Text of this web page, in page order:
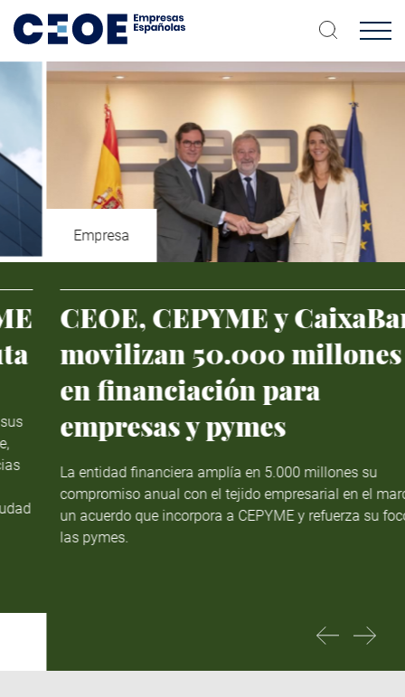
contenido
principal
Inicio
Empresa
CEOE, CEPYME y CaixaBank
movilizan 50.000 millones
en financiación para
empresas y pymes
La entidad financiera amplía en 5.000 millones su
compromiso anual con el tejido empresarial en el marco de
un acuerdo que incorpora a CEPYME y refuerza su foco en
las pymes.